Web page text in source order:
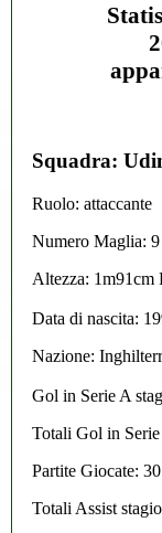
Squadra:
Ruolo: attaccante
Numero Maglia: 9
Altezza: 1m91cm
Data di nascita:
Nazione:
Gol in Serie A
Totali Gol in
Partite Giocate: 30
Totali Assist